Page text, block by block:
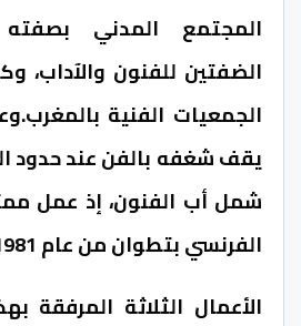
المجتمع المدني
الضفتين للفنون
الجمعيات الفنية
يقف شغفه بالفن عند حدود
شمل أب الفنون، إذ عمل
الفرنسي بتطوان من عام 1981 إلى 2016.
الأعمال الثلاثة المرفقة